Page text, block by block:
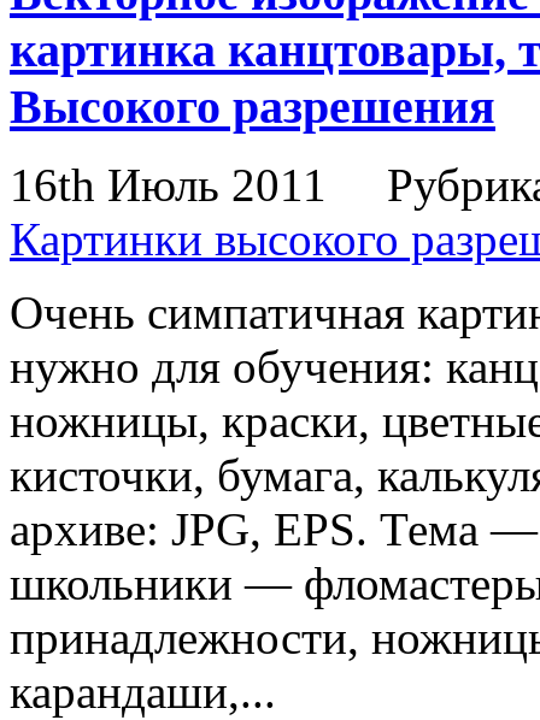
картинка канцтовары,
Высокого разрешения
16th Июль 2011
Картинки высокого
Очень симпатичная
нужно для обучения:
ножницы, краски,
кисточки, бумага,
архиве: JPG, EPS. Тема
школьники —
принадлежности,
карандаши,...